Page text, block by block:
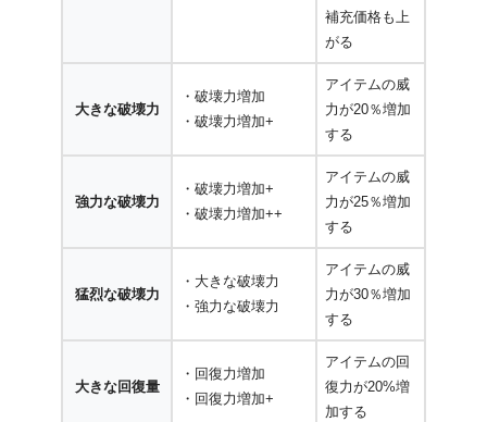
補充価格も上
がる
大きな破壊力
・破壊力増加
・破壊力増加+
アイテムの威
力が20％増加
する
強力な破壊力
・破壊力増加+
・破壊力増加++
アイテムの威
力が25％増加
する
猛烈な破壊力
・大きな破壊力
・強力な破壊力
アイテムの威
力が30％増加
する
大きな回復量
・回復力増加
・回復力増加+
アイテムの回
復力が20%増
加する